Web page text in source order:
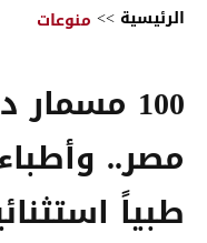
الرئيسية >> منوعات
100
مصر..
طبياً